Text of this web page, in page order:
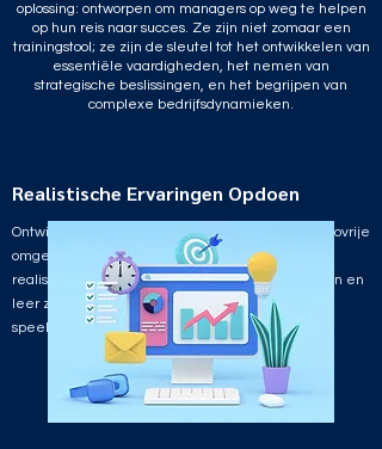
oplossing: ontworpen om managers op weg te helpen
op hun reis naar succes. Ze zijn niet zomaar een
trainingstool; ze zijn de sleutel tot het ontwikkelen van
essentiële vaardigheden, het nemen van
strategische beslissingen, en het begrijpen van
complexe bedrijfsdynamieken.
Realistische Ervaringen Opdoen
Ontwikkel uw zakelijke vaardigheden in een risicovrije
omgeving met onze bedrijfssimulaties. Ervaar
realistische scenario's, neem cruciale beslissingen en
leer zonder financiële risico's. Een dynamische
speeltuin voor effectief zakelijk leren.